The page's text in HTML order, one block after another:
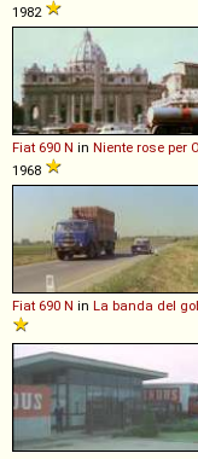
1982
Fiat 690 N in Niente rose per
1968
Fiat 690 N in La banda del